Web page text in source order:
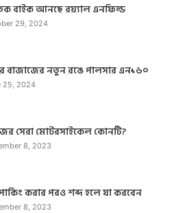
বাইক আনছে রয়্যাল এনফিল্ড
29, 2024
বাজাজের নতুন রঙে পালসার এন১৬০
25, 2024
সেরা মোটরসাইকেল কোনটি?
8, 2023
করার পরও শব্দ হলে যা করবেন
8, 2023